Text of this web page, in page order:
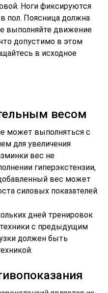
Ноги фиксируются
пол. Поясница должна
выполняйте движение
допустимо в этом
в исходное
весом
может выполняться с
для увеличения
вес не
гиперэкстензии,
вес может
силовых показателей.
дней тренировок
с предыдущим
должен быть